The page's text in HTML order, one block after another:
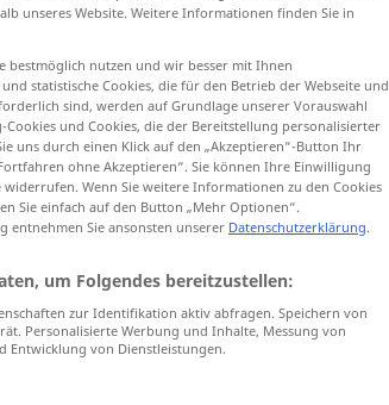
unseres Website. Weitere Informationen finden Sie in
bestmöglich nutzen und wir besser mit Ihnen
statistische Cookies, die für den Betrieb der Webseite und
sind, werden auf Grundlage unserer Vorauswahl
und Cookies, die der Bereitstellung personalisierter
uns durch einen Klick auf den „Akzeptieren“-Button Ihr
ohne Akzeptieren“. Sie können Ihre Einwilligung
Wenn Sie weitere Informationen zu den Cookies
Sie einfach auf den Button „Mehr Optionen“.
entnehmen Sie ansonsten unserer Datenschutzerklärung.
um Folgendes bereitzustellen:
zur Identifikation aktiv abfragen. Speichern von
Personalisierte Werbung und Inhalte, Messung von
von Dienstleistungen.